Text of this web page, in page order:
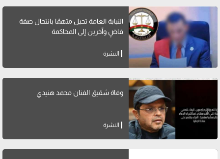
النيابة العامة تحيل متهمًا بانتحال صفة
قاضٍ وآخرين إلى المحاكمة
النشرة
وفاة شقيق الفنان محمد هنيدي
النشرة